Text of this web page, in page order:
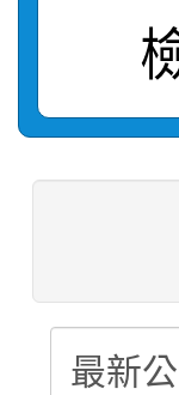
敬
【
學
【
結
學
【
結果
賽
轉